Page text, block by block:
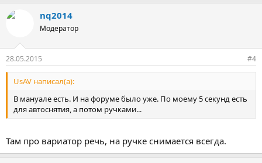
nq2014
Модератор
28.05.2015 #4
UsAV написал(а):
В мануале есть. И на форуме было уже. По моему 5 секунд есть
для автоснятия, а потом ручками...
Там про вариатор речь, на ручке снимается всегда.